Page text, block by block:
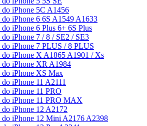
do iPhone 5C A1456
do iPhone 6 6S A1549 A1633
iPhone 6 Plus 6+ 6S Plus
iPhone 7 / 8 / SE2 / SE3
do iPhone 7 PLUS / 8 PLUS
do iPhone X A1865 A1901 / Xs
do iPhone XR A1984
do iPhone XS Max
iPhone 11 A2111
iPhone 11 PRO
do iPhone 11 PRO MAX
iPhone 12 A2172
do iPhone 12 Mini A2176 A2398